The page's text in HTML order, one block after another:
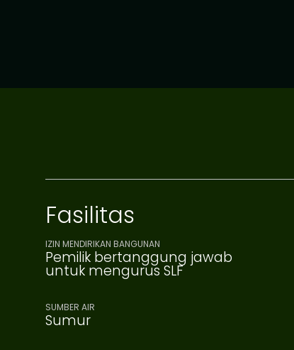
Fasilitas
IZIN MENDIRIKAN BANGUNAN
Pemilik bertanggung jawab
untuk mengurus SLF
SUMBER AIR
Sumur